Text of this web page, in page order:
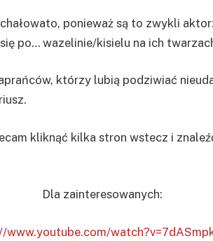
ponieważ są to zwykli
po… wazelinie/kisielu na ich
którzy lubią podziwiać
kliknąć kilka stron wstecz i
Dla zainteresowanych:
www.youtube.com/